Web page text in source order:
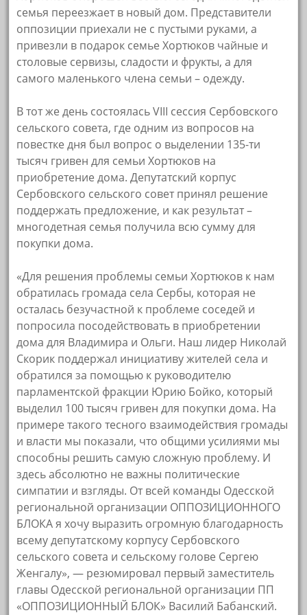
семья переезжает в новый дом. Представители
оппозиции приехали не с пустыми руками, а
привезли в подарок семье Хортюков чайные и
столовые сервизы, сладости и фрукты, а для
самого маленького члена семьи – одежду.
В тот же день состоялась VIII сессия Сербовского
сельского совета, где одним из вопросов на
повестке дня был вопрос о выделении 135-ти
тысяч гривен для семьи Хортюков на
приобретение дома. Депутатский корпус
Сербовского сельского совет принял решение
поддержать предложение, и как результат –
многодетная семья получила всю сумму для
покупки дома.
«Для решения проблемы семьи Хортюков к нам
обратилась громада села Сербы, которая не
осталась безучастной к проблеме соседей и
попросила посодействовать в приобретении
дома для Владимира и Ольги. Наш лидер Николай
Скорик поддержал инициативу жителей села и
обратился за помощью к руководителю
парламентской фракции Юрию Бойко, который
выделил 100 тысяч гривен для покупки дома. На
примере такого тесного взаимодействия громады
и власти мы показали, что общими усилиями мы
способны решить самую сложную проблему. И
здесь абсолютно не важны политические
симпатии и взгляды. От всей команды Одесской
региональной организации ОППОЗИЦИОННОГО
БЛОКА я хочу выразить огромную благодарность
всему депутатскому корпусу Сербовского
сельского совета и сельскому голове Сергею
Женгалу», — резюмировал первый заместитель
главы Одесской региональной организации ПП
«ОППОЗИЦИОННЫЙ БЛОК» Василий Бабанский.